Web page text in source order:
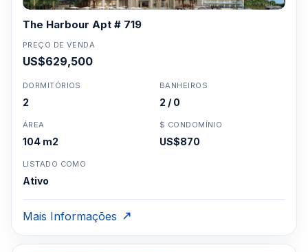
The Harbour Apt # 719
PREÇO DE VENDA
US$629,500
DORMITÓRIOS
2
BANHEIROS
2 / 0
ÁREA
104 m2
$ CONDOMÍNIO
US$870
LISTADO COMO
Ativo
Mais Informações